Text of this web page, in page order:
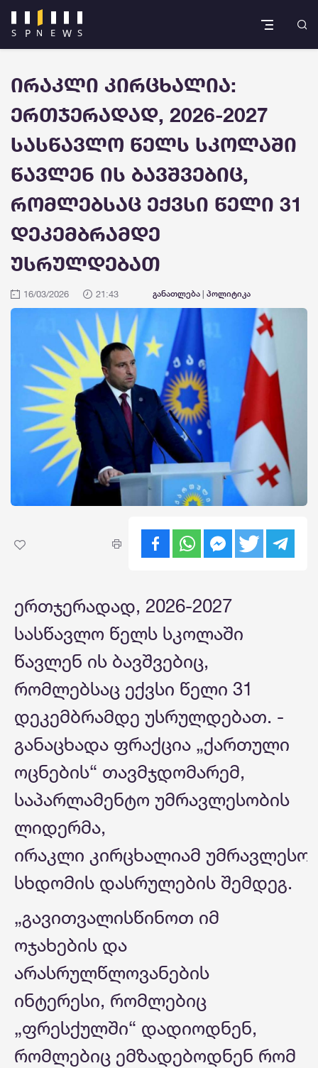
ირაკლი კირცხალია:
ერთჯერადად, 2026-2027
სასწავლო წელს სკოლაში
წავლენ ის ბავშვებიც,
რომლებსაც ექვსი წელი 31
დეკემბრამდე
უსრულდებათ
16/03/2026 21:43 განათლება პოლიტიკა
ერთჯერადად, 2026-2027
სასწავლო წელს სკოლაში
წავლენ ის ბავშვებიც,
რომლებსაც ექვსი წელი 31
დეკემბრამდე უსრულდებათ. -
განაცხადა ფრაქცია „ქართული
ოცნების“ თავმჯდომარემ,
საპარლამენტო უმრავლესობის
ლიდერმა,
ირაკლი კირცხალიამ
სხდომის დასრულების შემდეგ.
„გავითვალისწინოთ იმ
ოჯახების და
არასრულწლოვანების
ინტერესი, რომლებიც
„ფრესქულში“ დადიოდნენ,
რომლებიც ემზადებოდნენ რომ